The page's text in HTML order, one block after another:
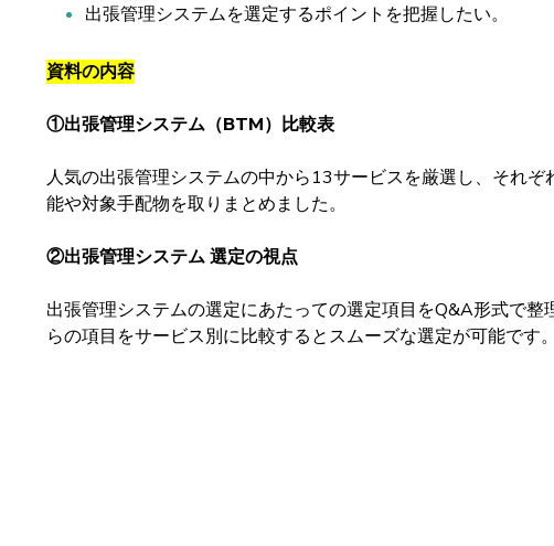
出張管理システムを選定するポイントを把握したい。
資料の内容
①出張管理システム（BTM）比較表
人気の出張管理システムの中から13サービスを厳選し、それぞ
能や対象手配物を取りまとめました。
②出張管理システム 選定の視点
出張管理システムの選定にあたっての選定項目をQ&A形式で整
らの項目をサービス別に比較するとスムーズな選定が可能です。